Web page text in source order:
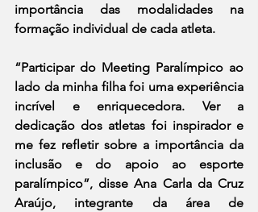
importância das modalidades na
formação individual de cada atleta.
“Participar do Meeting Paralímpico ao
lado da minha filha foi uma experiência
incrível e enriquecedora. Ver a
dedicação dos atletas foi inspirador e
me fez refletir sobre a importância da
inclusão e do apoio ao esporte
paralímpico”, disse Ana Carla da Cruz
Araújo, integrante da área de